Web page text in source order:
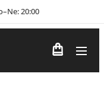
20:00